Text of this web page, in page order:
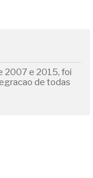
2007 e 2015, foi
de todas